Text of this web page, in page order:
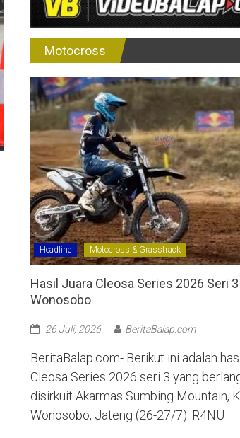
Motocross
Headline Motocross & Grasstrack
Hasil Juara Cleosa Series 2026 Seri 3
Wonosobo ‎
26 Juli, 2026 BeritaBalap.com
BeritaBalap.com- Berikut ini adalah
Cleosa Series 2026 seri 3 yang
disirkuit Akarmas Sumbing Mountain,
Wonosobo, Jateng (26-27/7). R4NU